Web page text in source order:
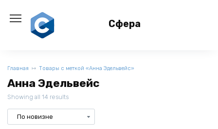
содержанию
Сфера
Главная Товары с меткой «Анна Эдельвейс»
Анна Эдельвейс
Showing all 14 results